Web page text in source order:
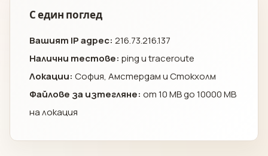
С един поглед
Вашият IP адрес: 216.73.216.137
Налични тестове: ping и traceroute
Локации: София, Амстердам и Стокхолм
Файлове за изтегляне: от 10 MB до 10000 MB
на локация